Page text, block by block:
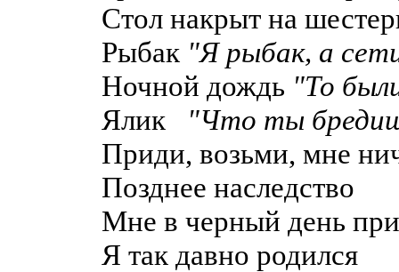
Стол накрыт на
Рыбак "Я рыбак, а
Ночной дождь "То
Ялик
"Что ты
Приди, возьми, мне
Позднее наследство
Мне в черный день
Я так давно родился